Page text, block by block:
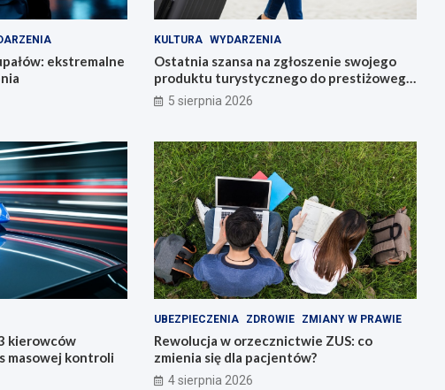
ekstremalne
KULTURA WYDARZENIA
Ostatnia szansa na zgłoszenie swojego
produktu turystycznego do prestiżowego
konkursu POT
5 sierpnia 2026
kierowców
masowej kontroli
UBEZPIECZENIA ZDROWIE ZMIANY W PRAWIE
Rewolucja w orzecznictwie ZUS: co
zmienia się dla pacjentów?
4 sierpnia 2026